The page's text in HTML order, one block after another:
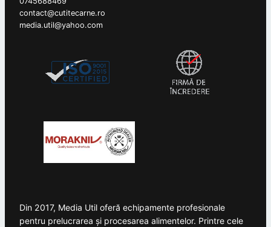
contact@cutitecarne.ro
media.util@yahoo.com
Din 2017, Media Util oferă echipamente profesionale
pentru prelucrarea și procesarea alimentelor. Printre cele